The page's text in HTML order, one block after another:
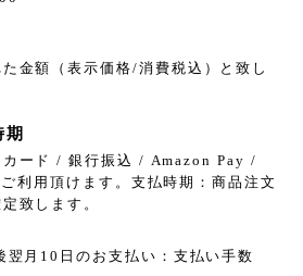
金額（表示価格/消費税込）と致し
カード / 銀行振込 / Amazon Pay /
利用頂けます。支払時期：商品注文
致します。
翌月10日のお支払い：支払い手数